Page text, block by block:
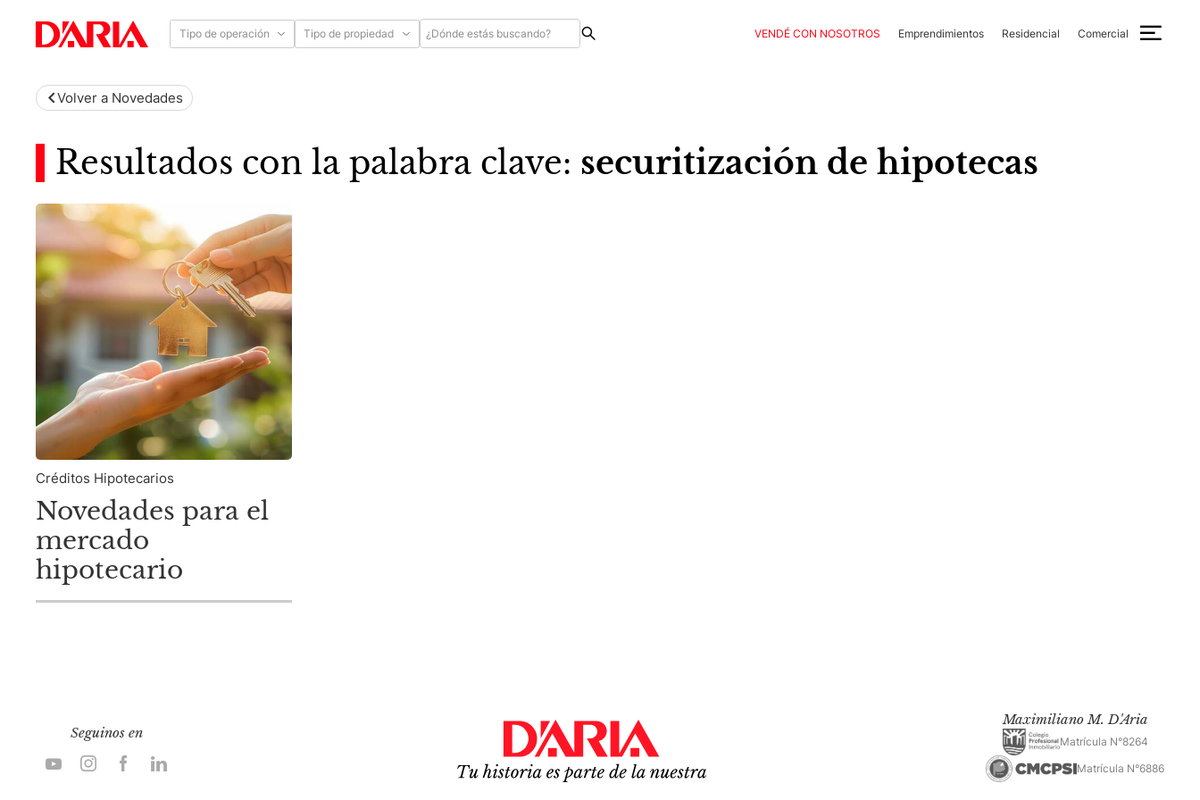
Tipo de operación Tipo de propiedad VENDÉ CON NOSOTROS Emprendimientos Residencial Comercial
Volver a Novedades
Resultados con la palabra clave: securitización de hipotecas
Créditos Hipotecarios
Novedades para el
mercado
hipotecario
Seguinos en
Maximiliano M. D'Aria
Matrícula N°8264
Matrícula N°6886